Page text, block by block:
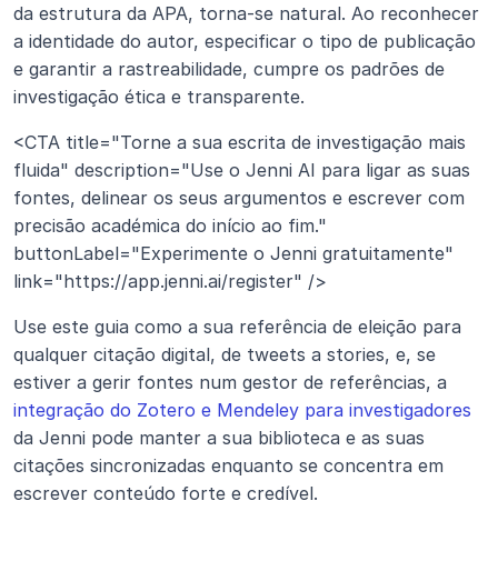
da estrutura da APA, torna-se natural. Ao reconhecer
a identidade do autor, especificar o tipo de publicação
e garantir a rastreabilidade, cumpre os padrões de
investigação ética e transparente.
<CTA title="Torne a sua escrita de investigação mais
fluida" description="Use o Jenni AI para ligar as suas
fontes, delinear os seus argumentos e escrever com
precisão académica do início ao fim."
buttonLabel="Experimente o Jenni gratuitamente"
link="https://app.jenni.ai/register" />
Use este guia como a sua referência de eleição para
qualquer citação digital, de tweets a stories, e, se
integração do Zotero e Mendeley para investigadores
da Jenni pode manter a sua biblioteca e as suas
citações sincronizadas enquanto se concentra em
escrever conteúdo forte e credível.